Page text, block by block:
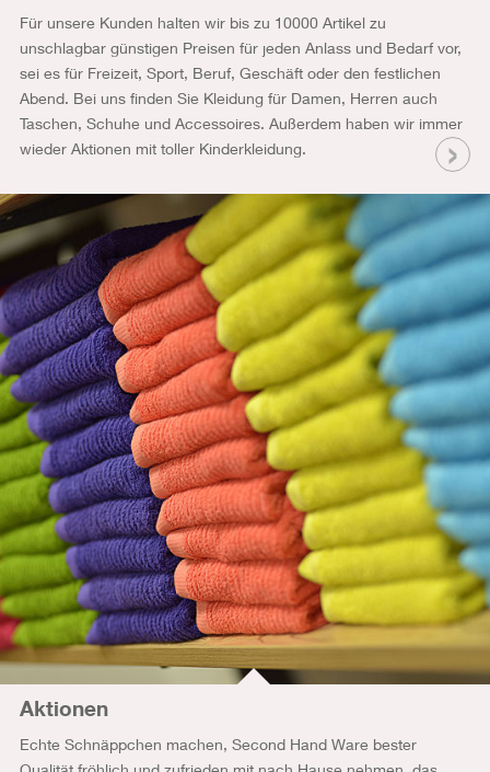
Für unsere Kunden halten wir bis zu 10000 Artikel zu
unschlagbar günstigen Preisen für jeden Anlass und Bedarf vor,
sei es für Freizeit, Sport, Beruf, Geschäft oder den festlichen
Abend. Bei uns finden Sie Kleidung für Damen, Herren auch
Taschen, Schuhe und Accessoires. Außerdem haben wir immer
wieder Aktionen mit toller Kinderkleidung.
Aktionen
Echte Schnäppchen machen, Second Hand Ware bester